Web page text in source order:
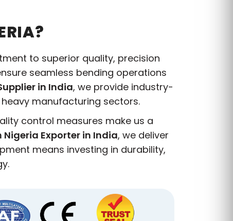
to superior quality, precision
seamless bending operations
in India, we provide industry-
manufacturing sectors.
control measures make us a
Nigeria Exporter in India, we deliver
means investing in durability,